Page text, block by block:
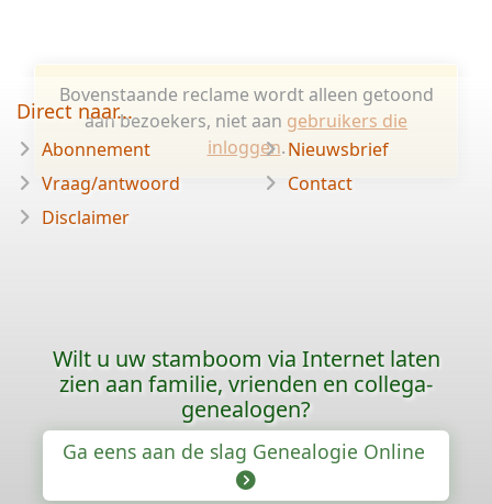
Bovenstaande reclame wordt alleen getoond
aan bezoekers, niet aan gebruikers die
inloggen.
Direct naar...
Abonnement
Vraag/antwoord
Disclaimer
Nieuwsbrief
Contact
Wilt u uw stamboom via Internet laten
zien aan familie, vrienden en collega-
genealogen?
Ga eens aan de slag Genealogie Online